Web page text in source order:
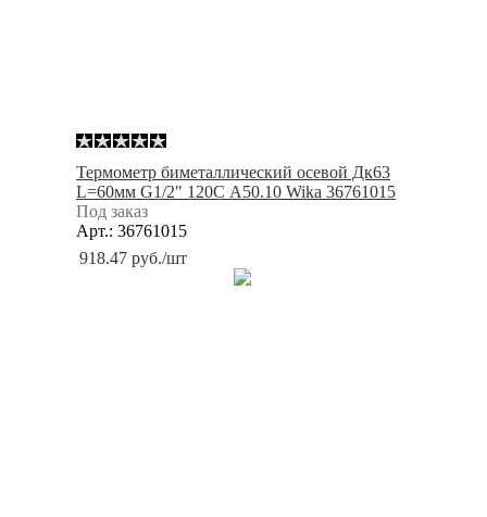
Термометр биметаллический осевой Дк63
L=60мм G1/2" 120С A50.10 Wika 36761015
Под заказ
Арт.: 36761015
918.47 руб./шт